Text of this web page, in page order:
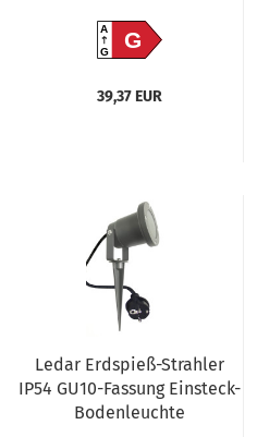
A
GG
39,37 EUR
Ledar Erdspieß-Strahler
IP54 GU10-Fassung Einsteck-
Bodenleuchte